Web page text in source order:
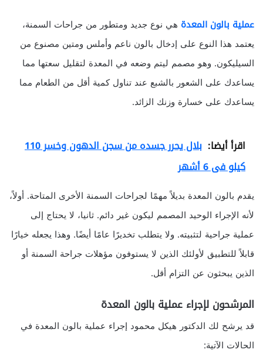
عملية بالون المعدة هي نوع جديد ومتطور من جراحات السمنة،
يعتمد هذا النوع على إدخال بالون ناعم وأملس ومتين مصنوع من
السيليكون. وهو مصمم ليتم وضعه في المعدة لتقليل سعتها مما
يساعدك على الشعور بالشبع عند تناول كمية أقل من الطعام مما
يساعدك على خسارة وزنك الزائد.
اقرأ أيضا:
بلال يحرر جسده من سجن الدهون وخسر 110
كيلو فى 6 أشهر
يقدم بالون المعدة بديلاً مهمًا لجراحات السمنة الأخرى المتاحة. أولاً،
لأنه الإجراء الوحيد المصمم ليكون غير دائم. ثانيا، لا يحتاج إلى
عملية جراحية لتثبيته. ولا يتطلب تخديرًا عامًا أيضًا. وهذا يجعله خيارًا
قابلاً للتطبيق لأولئك الذين لا يستوفون مؤهلات جراحة السمنة أو
الذين يبحثون عن التزام أقل.
المرشحون لإجراء عملية بالون المعدة
قد يرشح لك الدكتور هيكل محمود إجراء عملية بالون المعدة في
الحالات الآتية: